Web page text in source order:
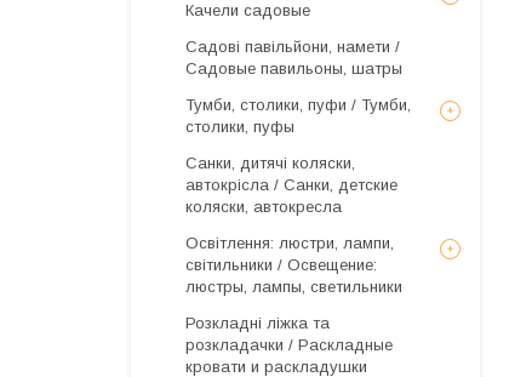
Качели садовые
Садові павільйони, намети /
Садовые павильоны, шатры
Тумби, столики, пуфи / Тумби,
столики, пуфы
Санки, дитячі коляски,
автокрісла / Санки, детские
коляски, автокресла
Освітлення: люстри, лампи,
світильники / Освещение:
люстры, лампы, светильники
Розкладні ліжка та
розкладачки / Раскладные
кровати и раскладушки